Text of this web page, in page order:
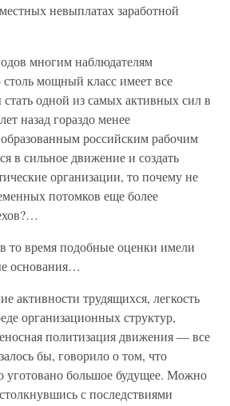
невыплатах заработной
многим наблюдателям
столь мощный класс имеет все
одной из самых активных сил в
назад гораздо менее
российским рабочим
в сильное движение и создать
организации, то почему не
потомков еще более
то время подобные оценки имели
основания…
активности трудящихся, легкость
организационных структур,
политизация движения — все
бы, говорило о том, что
уготовано большое будущее. Можно
с последствиями